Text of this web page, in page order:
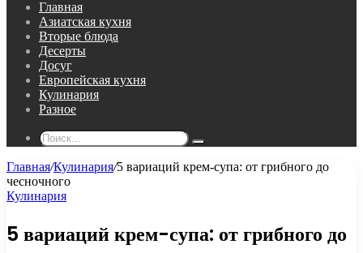
Главная
Азиатская кухня
Вторые блюда
Десерты
Досуг
Европейская кухня
Кулинария
Разное
Поиск...
Главная/Кулинария/5 вариаций крем-супа: от грибного до
чесночного
Кулинария
5 вариаций крем-супа: от грибного до